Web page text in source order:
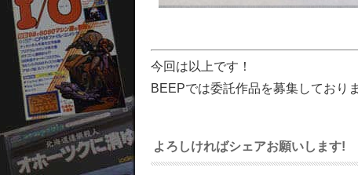
今回は以上です！
BEEPでは委託作品を募集しており
よろしければシェアお願いします!